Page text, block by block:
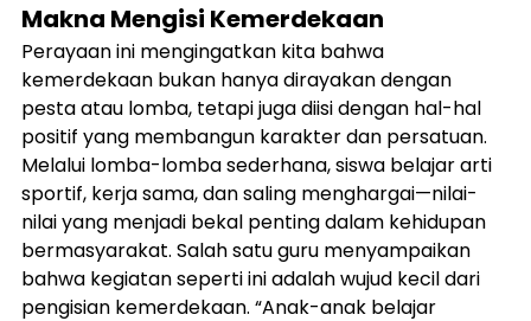
Makna Mengisi Kemerdekaan
Perayaan ini mengingatkan kita bahwa
kemerdekaan bukan hanya dirayakan dengan
pesta atau lomba, tetapi juga diisi dengan hal-hal
positif yang membangun karakter dan persatuan.
Melalui lomba-lomba sederhana, siswa belajar arti
sportif, kerja sama, dan saling menghargai—nilai-
nilai yang menjadi bekal penting dalam kehidupan
bermasyarakat. Salah satu guru menyampaikan
bahwa kegiatan seperti ini adalah wujud kecil dari
pengisian kemerdekaan. “Anak-anak belajar